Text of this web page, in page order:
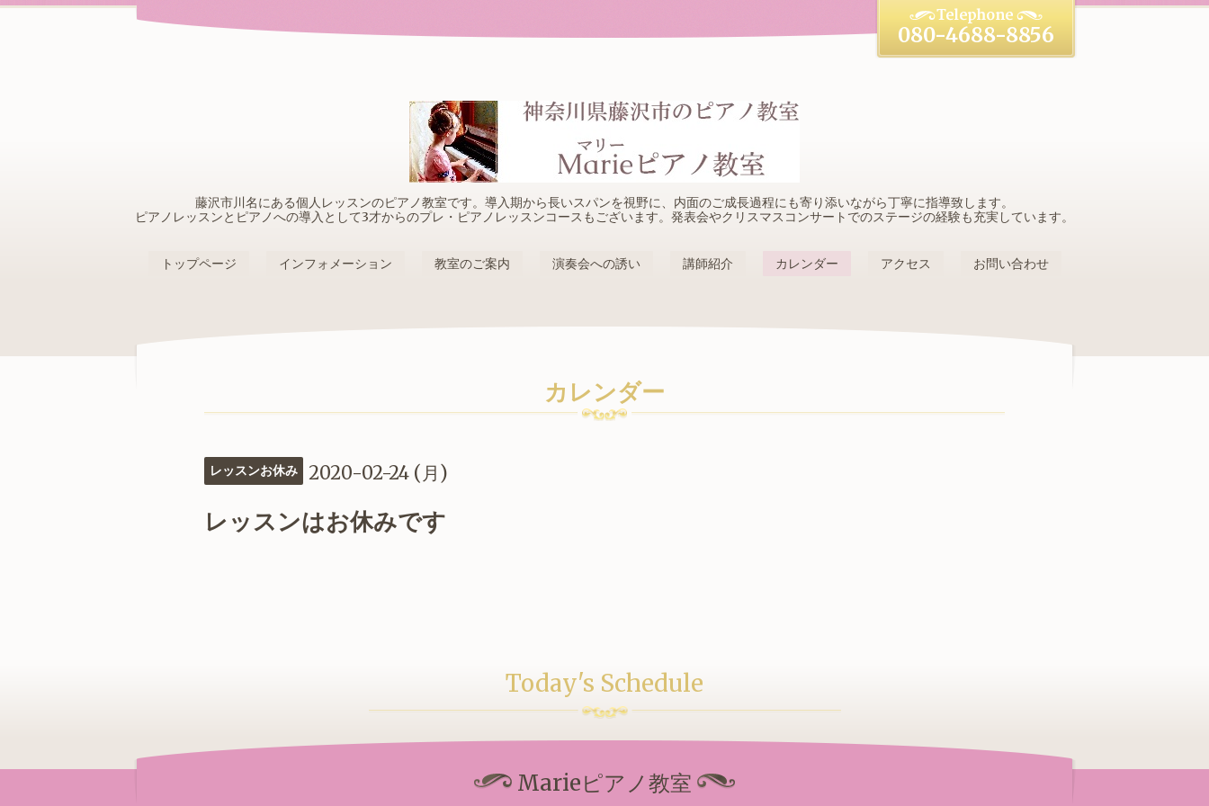
藤沢市川名にある個人レッスンのピアノ教室です。導入期から長いスパンを視野に、内面のご成長過程にも寄り添いながら丁寧に指導致します。
ピアノレッスンとピアノへの導入として3才からのプレ・ピアノレッスンコースもございます。発表会やクリスマスコンサートでのステージの経験も充実しています。
080-4688-8856
トップページ インフォメーション 教室のご案内 演奏会への誘い 講師紹介 カレンダー アクセス お問い合わせ
カレンダー
レッスンお休み 2020-02-24 (月)
レッスンはお休みです
Today's Schedule
Marieピアノ教室